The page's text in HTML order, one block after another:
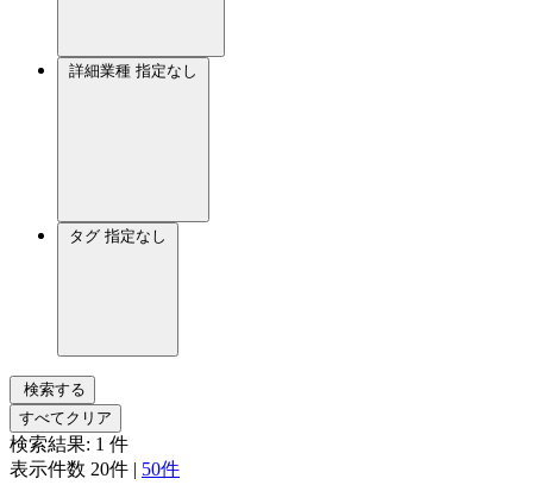
詳細業種 指定なし
タグ 指定なし
検索する
すべてクリア
検索結果: 1 件
表示件数 20件 | 50件